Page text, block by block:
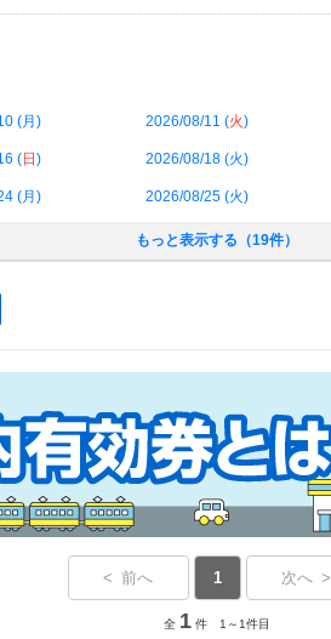
(月 ) 2026/08/11 (火)
(日 ) 2026/08/18 (火)
(月 ) 2026/08/25 (火)
もっと表示する（19件）
< 前へ 1 次へ >
全 1 件 1～1件目